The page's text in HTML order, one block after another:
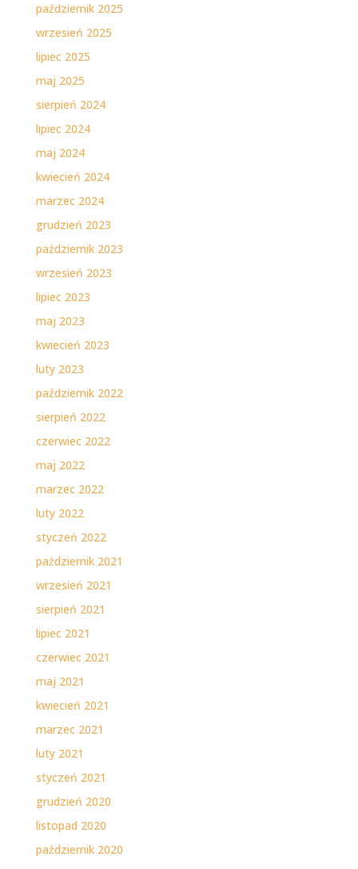
październik 2025
wrzesień 2025
lipiec 2025
maj 2025
sierpień 2024
lipiec 2024
maj 2024
kwiecień 2024
marzec 2024
grudzień 2023
październik 2023
wrzesień 2023
lipiec 2023
maj 2023
kwiecień 2023
luty 2023
październik 2022
sierpień 2022
czerwiec 2022
maj 2022
marzec 2022
luty 2022
styczeń 2022
październik 2021
wrzesień 2021
sierpień 2021
lipiec 2021
czerwiec 2021
maj 2021
kwiecień 2021
marzec 2021
luty 2021
styczeń 2021
grudzień 2020
listopad 2020
październik 2020